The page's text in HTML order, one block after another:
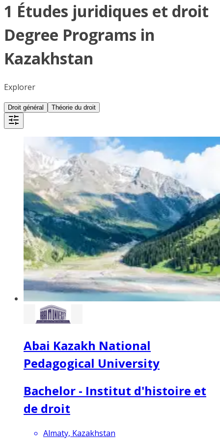
1 Études juridiques et droit
Degree Programs in
Kazakhstan
Explorer
Droit général Théorie du droit
Abai Kazakh National
Pedagogical University
Bachelor - Institut d'histoire et
de droit
Almaty, Kazakhstan